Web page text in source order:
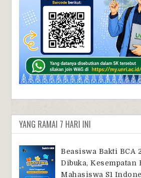
YANG RAMAI 7 HARI INI
Beasiswa Bakti BCA
Dibuka, Kesempatan
Mahasiswa S1